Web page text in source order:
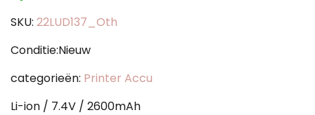
SKU: 22LUD137_Oth
Conditie:Nieuw
categorieën: Printer Accu
Li-ion / 7.4V / 2600mAh